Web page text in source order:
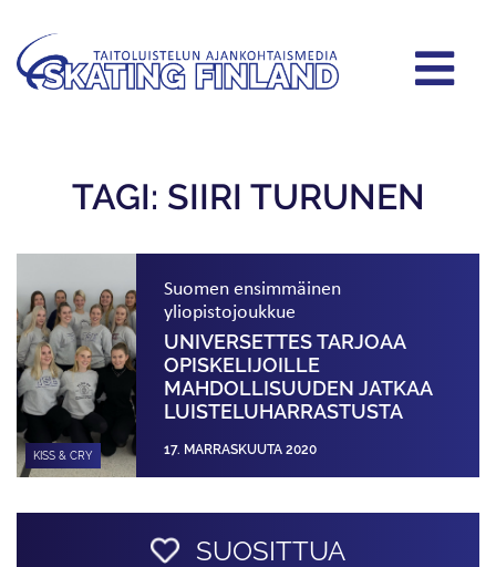
TAGI: SIIRI TURUNEN
KISS & CRY
Suomen ensimmäinen
yliopistojoukkue
UNIVERSETTES TARJOAA
OPISKELIJOILLE
MAHDOLLISUUDEN JATKAA
LUISTELU­HARRASTUSTA
17. MARRASKUUTA 2020
SUOSITTUA